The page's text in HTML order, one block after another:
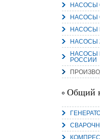
НАСОСЫ
НАСОСЫ
НАСОСЫ
НАСОСЫ
НАСОСЫ
РОССИИ
Общий